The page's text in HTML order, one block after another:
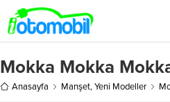
Mokka Mokka
Anasayfa Manşet,Yeni Modeller